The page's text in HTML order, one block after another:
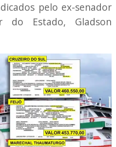
pelo ex-senador
do Estado, Gladson